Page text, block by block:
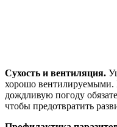
Сухость и вентиляция.
хорошо вентилируемыми.
дождливую погоду
чтобы предотвратить